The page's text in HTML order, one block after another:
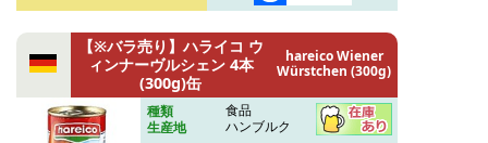
【※バラ売り】ハライコ ウ
ィンナーヴルシェン 4本
(300g)缶
hareico Wiener
Würstchen (300g)
種類
食品
生産地
ハンブルク